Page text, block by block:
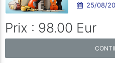
25/08/
Prix : 98.00 Eur